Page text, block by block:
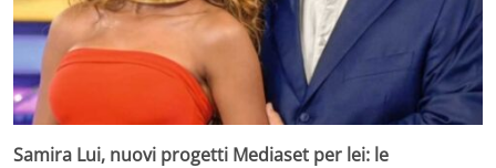
Samira Lui, nuovi progetti Mediaset per lei: le